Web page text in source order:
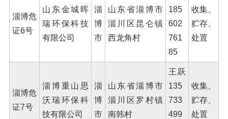
淄博危
证6号
山东金城晖
瑞环保科技
有限公司
淄
博
市
山东省淄博市
淄川区昆仑镇
西龙角村
185
602
761
85
收集、
贮存、
处置
淄博危
证7号
淄博重山思
沃瑞环保科
技有限公司
淄
博
市
山东省淄博市
淄川区罗村镇
南韩村
王跃
135
733
499
收集、
贮存、
处置